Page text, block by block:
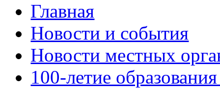
Главная
Новости и события
Новости местных
100-летие